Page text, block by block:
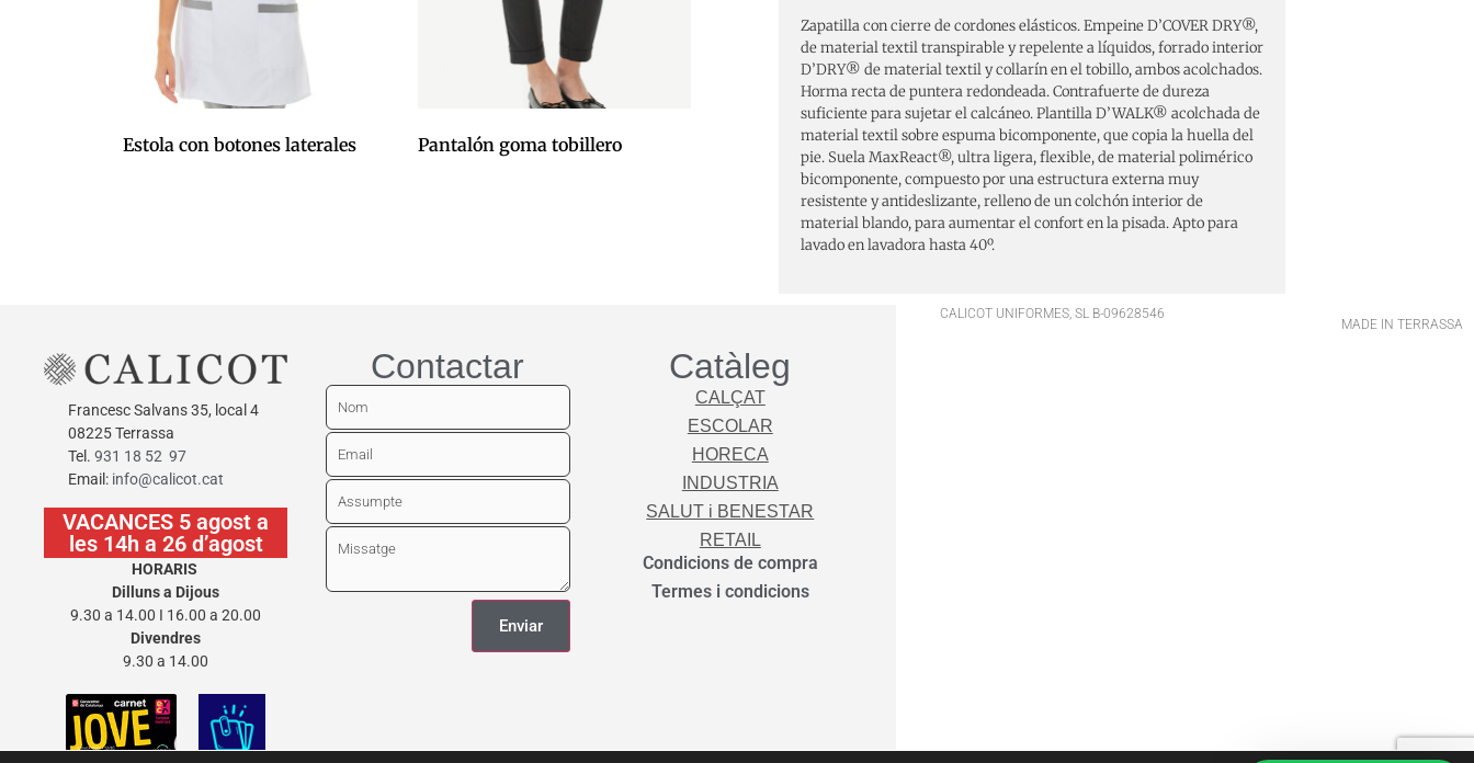
Estola con botones laterales Pantalón goma tobillero
Zapatilla con cierre de cordones elásticos. Empeine D’COVER DRY®,
de material textil transpirable y repelente a líquidos, forrado interior
D’DRY® de material textil y collarín en el tobillo, ambos acolchados.
Horma recta de puntera redondeada. Contrafuerte de dureza
suficiente para sujetar el calcáneo. Plantilla D’WALK® acolchada de
material textil sobre espuma bicomponente, que copia la huella del
pie. Suela MaxReact®, ultra ligera, flexible, de material polimérico
bicomponente, compuesto por una estructura externa muy
resistente y antideslizante, relleno de un colchón interior de
material blando, para aumentar el confort en la pisada. Apto para
lavado en lavadora hasta 40º.
Francesc Salvans 35, local 4
08225 Terrassa
Tel.931 18 52 97
Email: info@calicot.cat
VACANCES 5 agost a
les 14h a 26 d’agost
HORARIS
Dilluns a Dijous
9.30 a 14.00 I 16.00 a 20.00
Divendres
9.30 a 14.00
Contactar Catàleg
CALÇAT
ESCOLAR
HORECA
INDUSTRIA
SALUT i BENESTAR
RETAIL
Condicions de compra
Termes i condicions
CALICOT UNIFORMES, SL B-09628546
MADE IN TERRASSA